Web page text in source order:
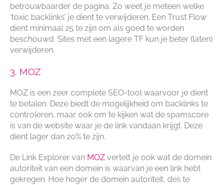
betrouwbaarder de pagina. Zo weet je meteen welke
‘toxic backlinks’ je dient te verwijderen. Een Trust Flow
dient minimaal 25 te zijn om als goed te worden
beschouwd. Sites met een lagere TF kun je beter (laten)
verwijderen.
3. MOZ
MOZ is een zeer complete SEO-tool waarvoor je dient
te betalen. Deze biedt de mogelijkheid om backlinks te
controleren, maar ook om te kijken wat de spamscore
is van de website waar je de link vandaan krijgt. Deze
dient lager dan 20% te zijn.
De Link Explorer van MOZ vertelt je ook wat de domein
autoriteit van een domein is waarvan je een link hebt
gekregen. Hoe hoger de domein autoriteit, des te